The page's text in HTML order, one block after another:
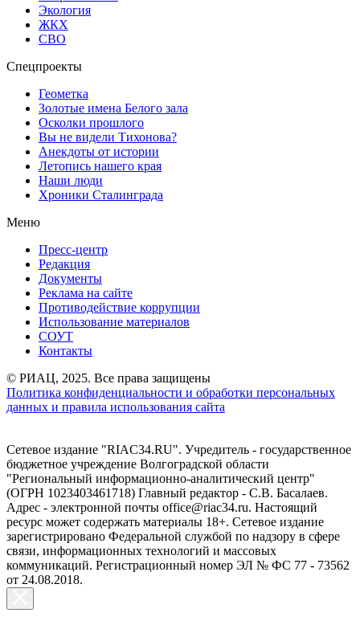
Экология
ЖКХ
СВО
Спецпроекты
Геометка
Золотые имена Белого зала
Осколки прошлого
Вы не видели Тихонова?
Анекдоты от истории
Летопись нашего края
Наши люди
Хроники Сталинграда
Меню
Пресс-центр
Редакция
Документы
Реклама на сайте
Противодействие коррупции
Использование материалов
СОУТ
Контакты
© РИАЦ, 2025. Все права защищены
Политика конфиденциальности и обработки персональных
данных и правила использования сайта
Сетевое издание "RIAC34.RU". Учредитель - государственное
бюджетное учреждение Волгоградской области
"Региональный информационно-аналитический центр"
(ОГРН 1023403461718) Главный редактор - С.В. Басалаев.
Адрес - электронной почты office@riac34.ru. Настоящий
ресурс может содержать материалы 18+. Сетевое издание
зарегистрировано Федеральной службой по надзору в сфере
связи, информационных технологий и массовых
коммуникаций. Регистрационный номер ЭЛ № ФС 77 - 73562
от 24.08.2018.